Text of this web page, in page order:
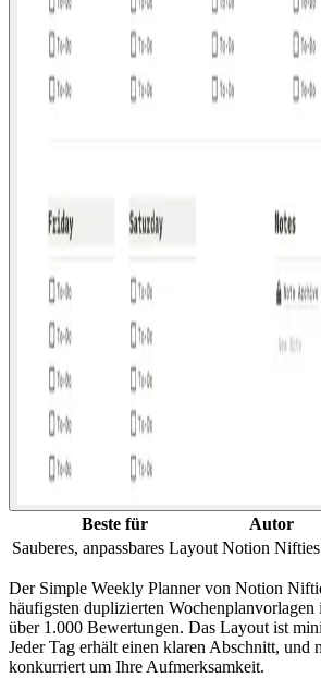
Beste für Autor
Sauberes, anpassbares Layout Notion Nifties
Der Simple Weekly Planner von Notion
häufigsten duplizierten
über 1.000 Bewertungen. Das Layout ist
Jeder Tag erhält einen klaren Abschnitt, und
konkurriert um Ihre Aufmerksamkeit.